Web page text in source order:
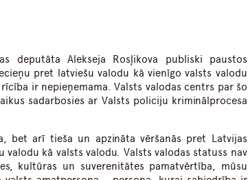
deputāta Alekseja Rosļikova publiski paustos
pret latviešu valodu kā vienīgo valsts valodu
ir nepieņemama. Valsts valodas centrs par šo
sadarbosies ar Valsts policiju kriminālprocesa
bet arī tieša un apzināta vēršanās pret Latvijas
kā valsts valodu. Valsts valodas statuss nav
kultūras un suverenitātes pamatvērtība, mūsu